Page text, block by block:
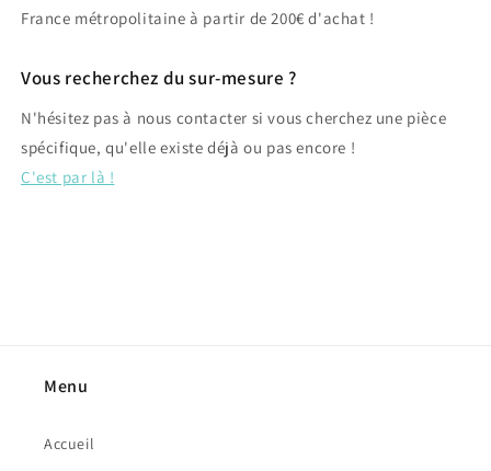
France métropolitaine à partir de 200€ d'achat !
Vous recherchez du sur-mesure ?
N'hésitez pas à nous contacter si vous cherchez une pièce
spécifique, qu'elle existe déjà ou pas encore !
C'est par là !
Menu
Accueil